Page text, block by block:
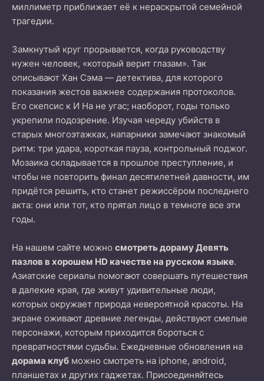
миллиметр приближает её к нераскрытой семейной
трагедии.
Замкнутый круг прорывается, когда руководству
нужен человек, «который верит глазам». Так
описывают Хан Сэма — детектива, для которого
показания жестов важнее содержания протоколов.
Его скепсис к И На не угас; наоборот, годы только
укрепили подозрение. Изучая череду убийств в
старых многоэтажках, напарники замечают знакомый
ритм: три удара, короткая пауза, контрольный поджог.
Мозаика складывается в прош­лое преступление, и
чтобы не повторить финал десятилетней давности, им
придётся решить, кто станет режиссёром последнего
акта: они или тот, кто прятал лицо в темноте все эти
годы.
На нашем сайте можно смотреть дораму Девять
пазлов в хорошем HD качестве на русском языке.
Азиатские сериалы помогают совершать путешествия
в далекие края, где живут удивительные люди,
которых окружает природа невероятной красоты. На
экране оживают древние легенды, действуют смелые
персонажи, которым приходится бороться с
превратностями судьбы. Ежедневные обновления на
дорама клуб можно смотреть на iphone, android,
планшетах и других гаджетах. Присоединяйтесь